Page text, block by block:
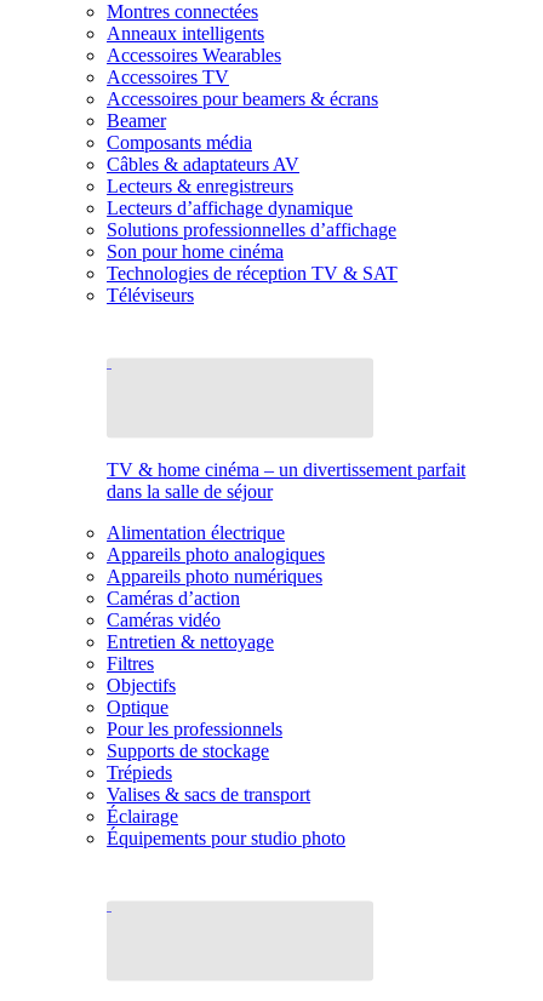
Montres connectées
Anneaux intelligents
Accessoires Wearables
Accessoires TV
Accessoires pour beamers & écrans
Beamer
Composants média
Câbles & adaptateurs AV
Lecteurs & enregistreurs
Lecteurs d’affichage dynamique
Solutions professionnelles d’affichage
Son pour home cinéma
Technologies de réception TV & SAT
Téléviseurs
TV & home cinéma – un divertissement parfait
dans la salle de séjour
Alimentation électrique
Appareils photo analogiques
Appareils photo numériques
Caméras d’action
Caméras vidéo
Entretien & nettoyage
Filtres
Objectifs
Optique
Pour les professionnels
Supports de stockage
Trépieds
Valises & sacs de transport
Éclairage
Équipements pour studio photo